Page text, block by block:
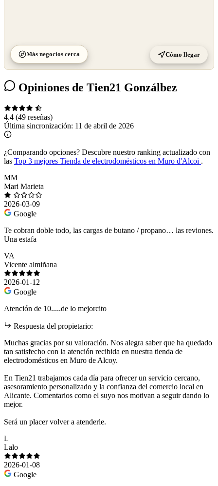
Más negocios cerca Cómo llegar
Opiniones de Tien21 Gonzálbez
4.4 (49 reseñas)
Última sincronización: 11 de abril de 2026
¿Comparando opciones? Descubre nuestro ranking actualizado con
las Top 3 mejores Tienda de electrodomésticos en Muro d'Alcoi .
MM
Mari Marieta
2026-03-09
Google
Te cobran doble todo, las cargas de butano / propano… las reviones.
Una estafa
VA
Vicente almiñana
2026-01-12
Google
Atención de 10.....de lo mejorcito
Respuesta del propietario:
Muchas gracias por su valoración. Nos alegra saber que ha quedado
tan satisfecho con la atención recibida en nuestra tienda de
electrodomésticos en Muro de Alcoy.
En Tien21 trabajamos cada día para ofrecer un servicio cercano,
asesoramiento personalizado y la confianza del comercio local en
Alicante. Comentarios como el suyo nos motivan a seguir dando lo
mejor.
Será un placer volver a atenderle.
L
Lalo
2026-01-08
Google